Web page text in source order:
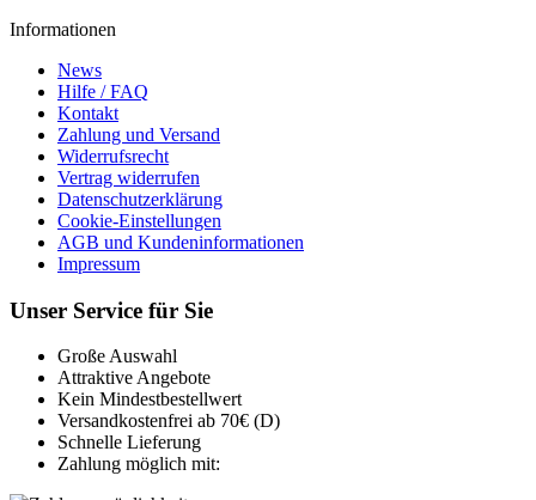
Informationen
News
Hilfe / FAQ
Kontakt
Zahlung und Versand
Widerrufsrecht
Vertrag widerrufen
Datenschutzerklärung
Cookie-Einstellungen
AGB und Kundeninformationen
Impressum
Unser Service für Sie
Große Auswahl
Attraktive Angebote
Kein Mindestbestellwert
Versandkostenfrei ab 70€ (D)
Schnelle Lieferung
Zahlung möglich mit: